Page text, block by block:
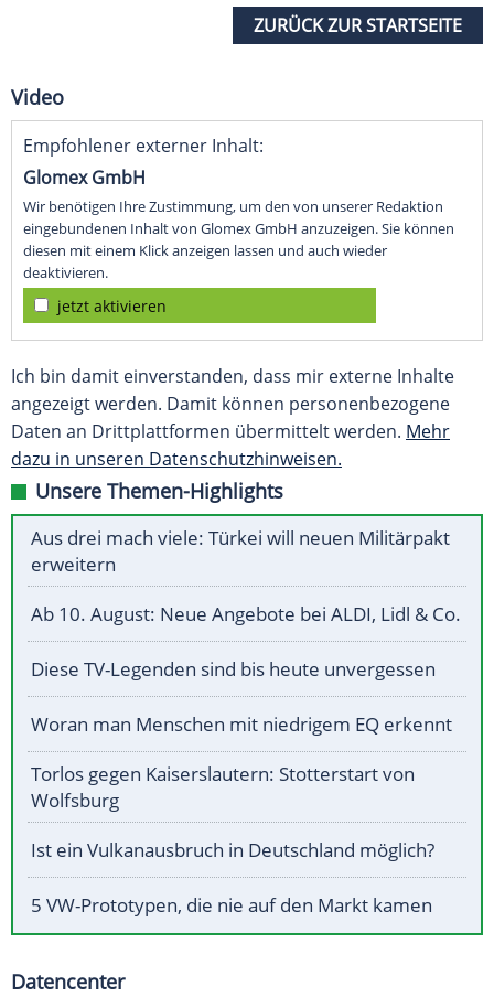
ZURÜCK ZUR STARTSEITE
Video
Empfohlener externer Inhalt:
Glomex GmbH
Wir benötigen Ihre Zustimmung, um den von unserer Redaktion
eingebundenen Inhalt von Glomex GmbH anzuzeigen. Sie können
diesen mit einem Klick anzeigen lassen und auch wieder
deaktivieren.
jetzt aktivieren
Ich bin damit einverstanden, dass mir externe Inhalte
angezeigt werden. Damit können personenbezogene
Daten an Drittplattformen übermittelt werden. Mehr
dazu in unseren Datenschutzhinweisen.
Unsere Themen-Highlights
Aus drei mach viele: Türkei will neuen Militärpakt
erweitern
Ab 10. August: Neue Angebote bei ALDI, Lidl & Co.
Diese TV-Legenden sind bis heute unvergessen
Woran man Menschen mit niedrigem EQ erkennt
Torlos gegen Kaiserslautern: Stotterstart von
Wolfsburg
Ist ein Vulkanausbruch in Deutschland möglich?
5 VW-Prototypen, die nie auf den Markt kamen
Datencenter